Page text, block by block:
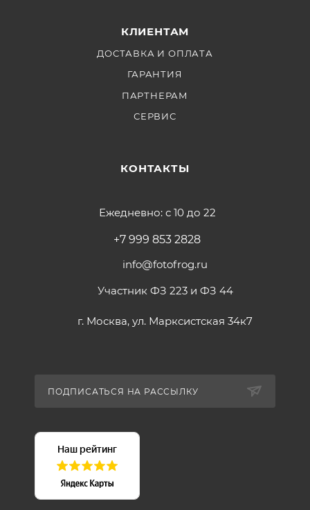
КЛИЕНТАМ
ДОСТАВКА И ОПЛАТА
ГАРАНТИЯ
ПАРТНЕРАМ
СЕРВИС
КОНТАКТЫ
Ежедневно: с 10 до 22
+7 999 853 2828
info@fotofrog.ru
Участник ФЗ 223 и ФЗ 44
г. Москва, ул. Марксистская 34к7
ПОДПИСАТЬСЯ НА РАССЫЛКУ